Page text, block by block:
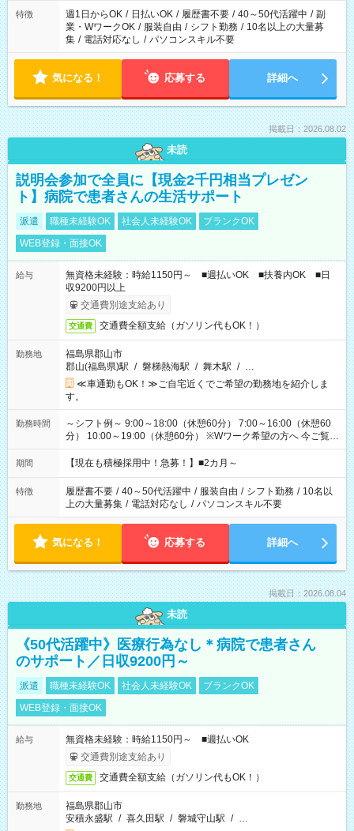
特徴 週1日からOK / 日払いOK / 履歴書不要 / 40～50代活躍中 / 副
業・WワークOK / 服装自由 / シフト勤務 / 10名以上の大量募
集 / 電話対応なし / パソコンスキル不要
気になる！ 応募する 詳細へ
掲載日：2026.08.02
未読
説明会参加で全員に【現金2千円相当プレゼン
ト】病院で患者さんの生活サポート
派遣 職種未経験OK 社会人未経験OK
ブランクOK
WEB登録・面接OK
給与
無資格未経験：時給1150円～ ■週払いOK ■扶養内OK ■日
収9200円以上
交通費別途支給あり
交通費 交通費全額支給（ガソリン代もOK！）
勤務地
福島県郡山市
郡山(福島県)駅 / 磐梯熱海駅 / 舞木駅 / …
≪車通勤もOK！≫ご自宅近くでご希望の勤務地を紹介しま
す。
勤務時間
～シフト例～ 9:00～18:00（休憩60分） 7:00～16:00（休憩60
分） 10:00～19:00（休憩60分） ※Wワーク希望の方へ 今ご覧の
お仕事で希望する勤務時間と、もう1つのお仕事の勤務時間の合
計が 週40時間を超えなければOKです。
期間 【現在も積極採用中！急募！】■2カ月～
特徴 履歴書不要 / 40～50代活躍中 / 服装自由 / シフト勤務 / 10名以
上の大量募集 / 電話対応なし / パソコンスキル不要
気になる！ 応募する 詳細へ
掲載日：2026.08.04
未読
《50代活躍中》医療行為なし＊病院で患者さん
のサポート／日収9200円～
派遣 職種未経験OK 社会人未経験OK
ブランクOK
WEB登録・面接OK
給与
無資格未経験：時給1150円～ ■週払いOK
交通費別途支給あり
交通費 交通費全額支給（ガソリン代もOK！）
勤務地
福島県郡山市
安積永盛駅 / 喜久田駅 / 磐城守山駅 / …